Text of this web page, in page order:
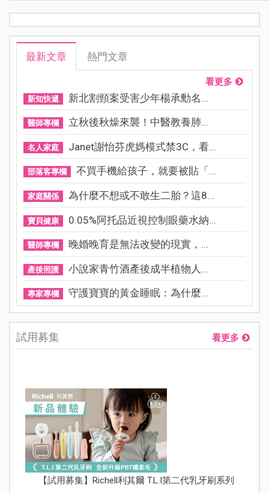
最新文章 熱門文章
看更多
新知快遞 新北割頸案受害少年楊承勳名...
醫師專欄 立秋後秋燥來襲！中醫教養肺...
名人家庭 Janet謝怡芬虎媽模式禁3C，看...
部落客專欄 不買手機給孩子，就要被貼「...
家庭關係 為什麼不想或不敢生二胎？這8...
寶貝健康 0.05%阿托品近視控制眼藥水納...
醫師專欄 晚婚晚育是無法改變的現實，...
產後照護 小說家青竹酒產後成半植物人...
專家專欄 守護寶寶的黃金睡眠：為什麼...
試用募集 看更多
【試用募集】Richell利其爾 T.L.I第二代乳牙刷系列